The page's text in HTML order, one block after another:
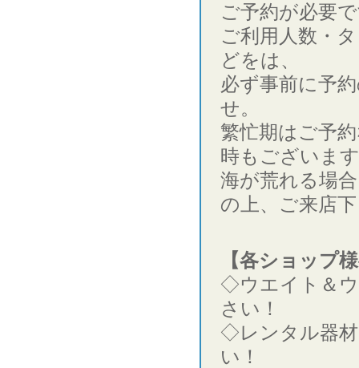
ご予約が必要
ご利用人数・
どをは、
必ず事前に予
せ。
繁忙期はご予
時もございま
海が荒れる場
の上、ご来店
【各ショップ
◇ウエイト＆
さい！
◇レンタル器
い！